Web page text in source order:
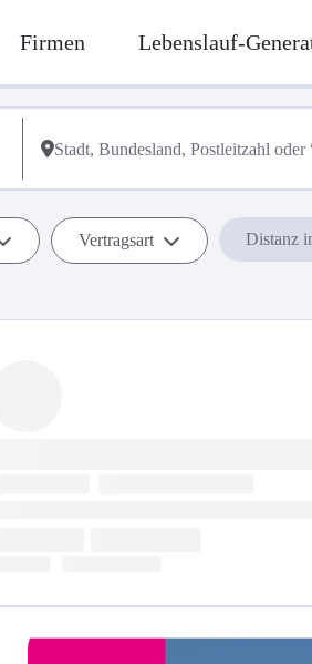
Firmen Lebenslauf-
Vertragsart Distanz